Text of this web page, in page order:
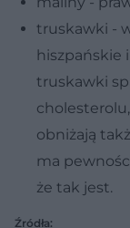
truskawki -
hiszpańskie
truskawki
obniżają
ma
że tak jest.
Źródła: